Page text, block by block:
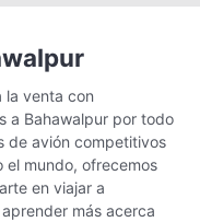
la venta con
a Bahawalpur por todo
de avión competitivos
el mundo, ofrecemos
en viajar a
más acerca